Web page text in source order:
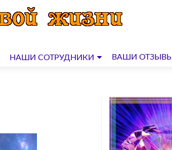
НАШИ СОТРУДНИКИ ВАШИ ОТЗЫВЫ